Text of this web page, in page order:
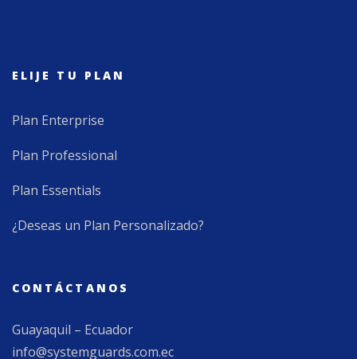
ELIJE TU PLAN
Plan Enterprise
Plan Professional
Plan Essentials
¿Deseas un Plan Personalizado?
CONTÁCTANOS
Guayaquil – Ecuador
info@systemguards.com.ec